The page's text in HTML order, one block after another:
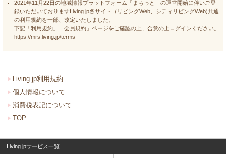
2021年11月22日の地域情報プラットフォーム「まちっと」の運営開始に伴いご登
録いただいておりますLiving.jp各サイト（リビングWeb、シティリビングWeb)共通
の利用規約を一部、改定いたしました。
下記「利用規約」「会員規約」ページをご確認の上、合意の上ログインください。
https://mrs.living.jp/terms
Living.jp利用規約
個人情報について
消費税表記について
TOP
Living.jpサービス一覧